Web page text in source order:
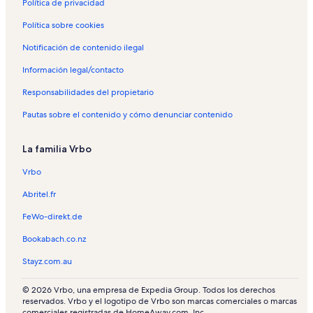
Alquileres vacacionales en Parque de Cabecera
Alquileres vacacionales en Patraix
Alquileres vacacionales en Sant Pau
Alquileres vacacionales en Escultura de la Dama Ibérica
Alquileres vacacionales en Zoológico Bioparc Valencia
Alquileres vacacionales en Soternes
Alquileres vacacionales en La Presa
Apartamentos en Comunidad Valenciana
Apartamentos en San Antonio de Benagéber
Apartamentos en Godella
Apartamentos en Mislata
Apartamentos en Quart de Poblet
Apartamentos en Torrent
Apartamentos en Provincia de Valencia
Política de privacidad
Política sobre cookies
Notificación de contenido ilegal
Información legal/contacto
Responsabilidades del propietario
Pautas sobre el contenido y cómo denunciar contenido
La familia Vrbo
Vrbo
Abritel.fr
FeWo-direkt.de
Bookabach.co.nz
Stayz.com.au
© 2026 Vrbo, una empresa de Expedia Group. Todos los derechos
reservados. Vrbo y el logotipo de Vrbo son marcas comerciales o marcas